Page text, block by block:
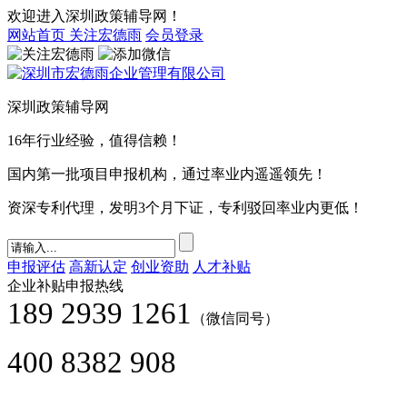
欢迎进入深圳政策辅导网！
网站首页 关注宏德雨 会员登录
深圳政策辅导网
16年行业经验，值得信赖！
国内第一批项目申报机构，通过率业内遥遥领先！
资深专利代理，发明3个月下证，专利驳回率业内更低！
申报评估 高新认定 创业资助 人才补贴
企业补贴申报热线
189 2939 1261 （微信同号）
400 8382 908